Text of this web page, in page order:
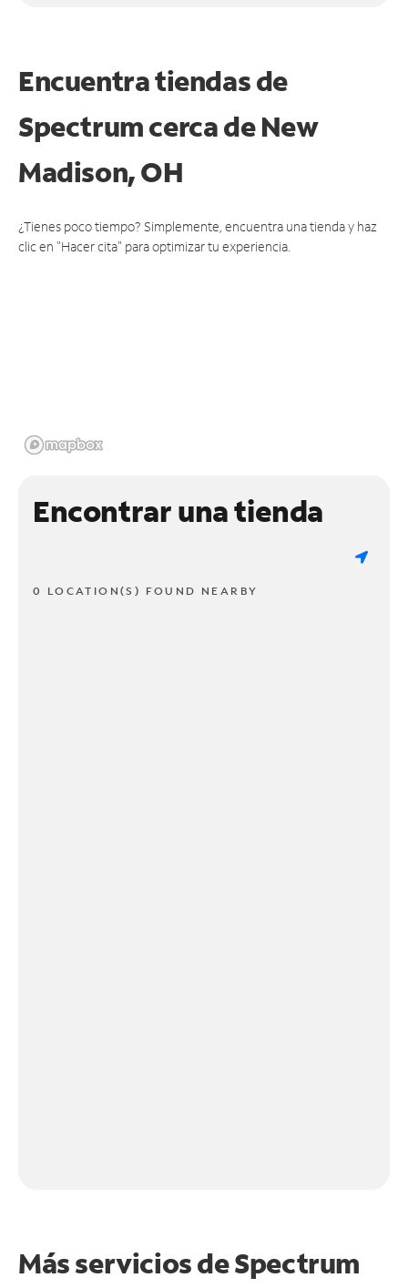
Encuentra tiendas de
Spectrum cerca deNew
Madison, OH
¿Tienes poco tiempo? Simplemente, encuentra una tienda y haz
clic en "Hacer cita" para optimizar tu experiencia.
Encontrar una tienda
0 LOCATION(S) FOUND NEARBY
Más servicios de Spectrum